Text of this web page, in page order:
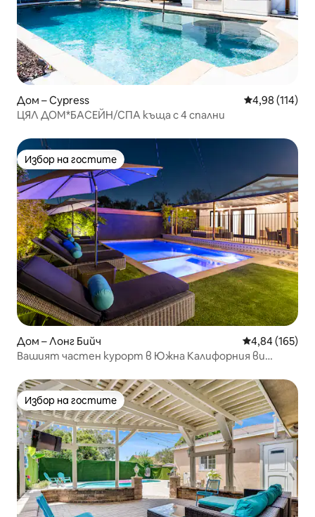
Дом – Cypress Средна
4,98 (114)
ЦЯЛ ДОМ*БАСЕЙН/СПА къща с 4 спални
Избор на гостите
Избор на гостите
Дом – Лонг Бийч Средна
4,84 (165)
Вашият частен курорт в Южна Калифорния ви
Избор на гостите
Избор на гостите